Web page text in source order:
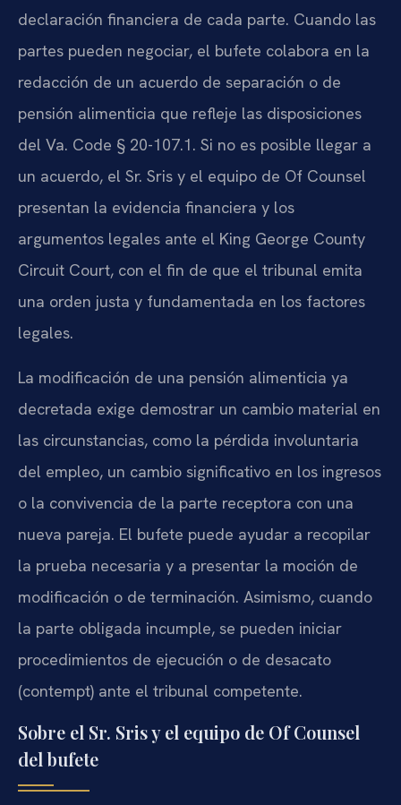
declaración financiera de cada parte. Cuando las
partes pueden negociar, el bufete colabora en la
redacción de un acuerdo de separación o de
pensión alimenticia que refleje las disposiciones
del Va. Code § 20-107.1. Si no es posible llegar a
un acuerdo, el Sr. Sris y el equipo de Of Counsel
presentan la evidencia financiera y los
argumentos legales ante el King George County
Circuit Court, con el fin de que el tribunal emita
una orden justa y fundamentada en los factores
legales.
La modificación de una pensión alimenticia ya
decretada exige demostrar un cambio material en
las circunstancias, como la pérdida involuntaria
del empleo, un cambio significativo en los ingresos
o la convivencia de la parte receptora con una
nueva pareja. El bufete puede ayudar a recopilar
la prueba necesaria y a presentar la moción de
modificación o de terminación. Asimismo, cuando
la parte obligada incumple, se pueden iniciar
procedimientos de ejecución o de desacato
(contempt) ante el tribunal competente.
Sobre el Sr. Sris y el equipo de Of Counsel
del bufete